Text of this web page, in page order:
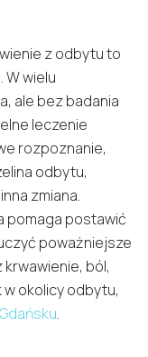
z odbytu to
wielu
ale bez badania
leczenie
rozpoznanie,
odbytu,
zmiana.
pomaga postawić
poważniejsze
ból,
okolicy odbytu,
.